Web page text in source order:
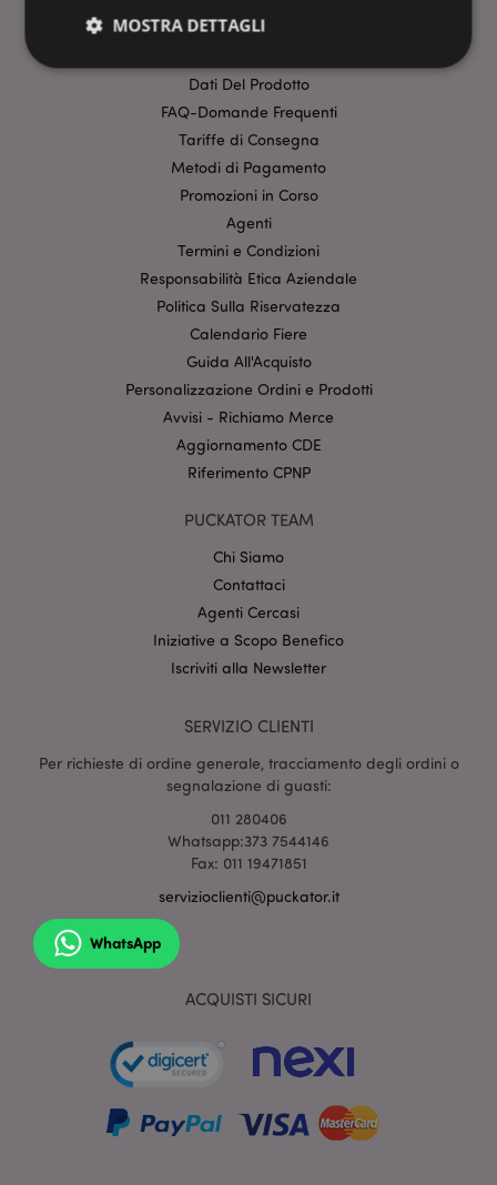
Dati Del Prodotto
FAQ-Domande Frequenti
Tariffe di Consegna
Metodi di Pagamento
Promozioni in Corso
Agenti
Termini e Condizioni
Responsabilità Etica Aziendale
Politica Sulla Riservatezza
Calendario Fiere
Guida All'Acquisto
Personalizzazione Ordini e Prodotti
Avvisi - Richiamo Merce
Aggiornamento CDE
Riferimento CPNP
PUCKATOR TEAM
Chi Siamo
Contattaci
Agenti Cercasi
Iniziative a Scopo Benefico
Iscriviti alla Newsletter
SERVIZIO CLIENTI
Per richieste di ordine generale, tracciamento degli ordini o
segnalazione di guasti:
011 280406
Whatsapp:373 7544146
Fax: 011 19471851
servizioclienti@puckator.it
WhatsApp
ACQUISTI SICURI
MOSTRA DETTAGLI
Strettamente necessario
Prestazione
Targeting
Funzionalità
funzionalità di base del sito web come accesso alla
propria area riservata e gestione dell'account. Il sito
internet non può essere utilizzato correttamente
senza i cookie strettamente necessari.
Provider
CookieScriptConsent
recently_viewed_product
www.puckator.it
section_data_ids